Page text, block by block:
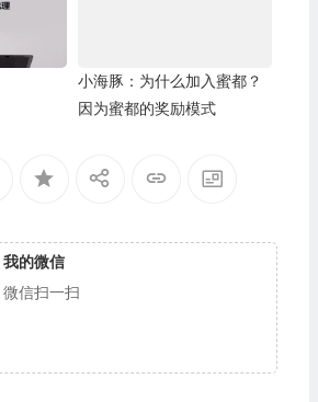
小海豚：为什么加入蜜都？
因为蜜都的奖励模式
我的微信
微信扫一扫